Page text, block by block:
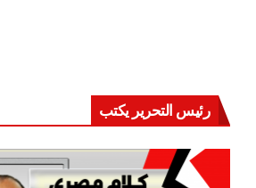
رئيس التحرير يكتب